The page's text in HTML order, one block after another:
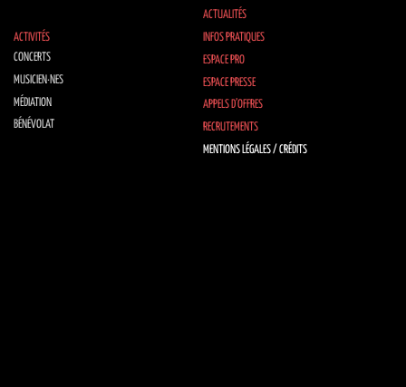
ACTUALITÉS
ACTIVITÉS
CONCERTS
MUSICIEN·NES
MÉDIATION
BÉNÉVOLAT
INFOS PRATIQUES
ESPACE PRO
ESPACE PRESSE
APPELS D’OFFRES
RECRUTEMENTS
MENTIONS LÉGALES / CRÉDITS